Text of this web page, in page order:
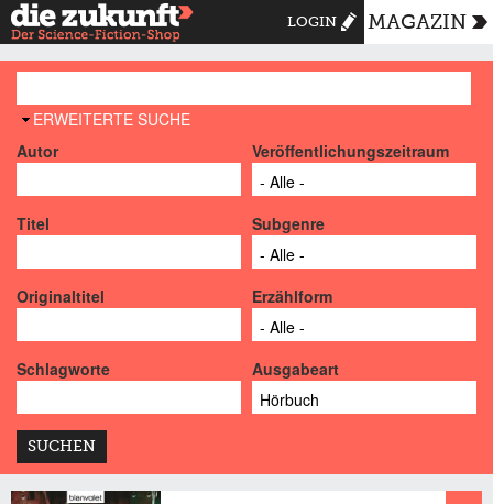
LOGIN MAGAZIN
AUSBLENDEN
ERWEITERTE SUCHE
Autor
Veröffentlichungszeitraum
Titel Subgenre
Originaltitel Erzählform
Schlagworte Ausgabeart